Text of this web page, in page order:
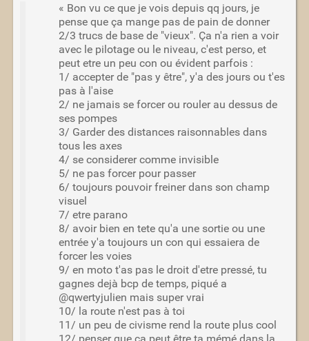
« Bon vu ce que je vois depuis qq jours, je
pense que ça mange pas de pain de donner
2/3 trucs de base de "vieux". Ça n'a rien a voir
avec le pilotage ou le niveau, c'est perso, et
peut etre un peu con ou évident parfois :
1/ accepter de "pas y être", y'a des jours ou t'es
pas à l'aise
2/ ne jamais se forcer ou rouler au dessus de
ses pompes
3/ Garder des distances raisonnables dans
tous les axes
4/ se considerer comme invisible
5/ ne pas forcer pour passer
6/ toujours pouvoir freiner dans son champ
visuel
7/ etre parano
8/ avoir bien en tete qu'a une sortie ou une
entrée y'a toujours un con qui essaiera de
forcer les voies
9/ en moto t'as pas le droit d'etre pressé, tu
gagnes dejà bcp de temps, piqué a
@qwertyjulien mais super vrai
10/ la route n'est pas à toi
11/ un peu de civisme rend la route plus cool